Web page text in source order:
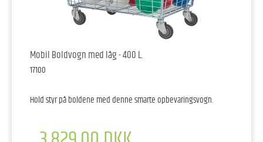
Mobil Boldvogn med låg - 400 L.
17100
Hold styr på boldene med denne smarte opbevaringsvogn.